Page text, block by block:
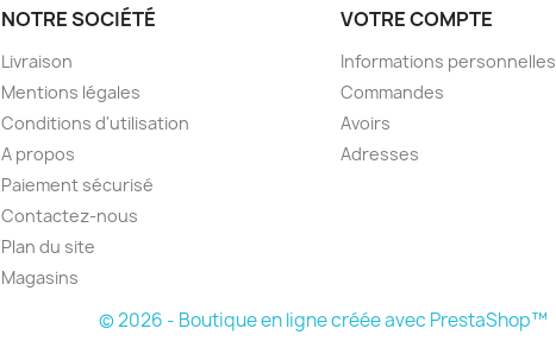
NOTRE SOCIÉTÉ
Livraison
Mentions légales
Conditions d'utilisation
A propos
Paiement sécurisé
Contactez-nous
Plan du site
Magasins
VOTRE COMPTE
Informations personnelles
Commandes
Avoirs
Adresses
© 2026 - Boutique en ligne créée avec PrestaShop™